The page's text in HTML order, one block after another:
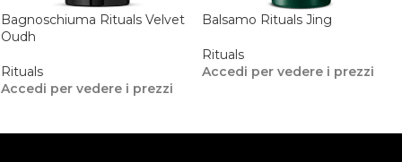
Bagnoschiuma Rituals Velvet
Oudh
Rituals
Accedi per vedere i prezzi
Balsamo Rituals Jing
Rituals
Accedi per vedere i prezzi